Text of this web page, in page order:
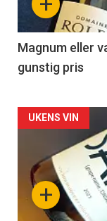
3
Magnum eller
gunstig pris
Forsiden
akkurat
nå+
UKENS VIN